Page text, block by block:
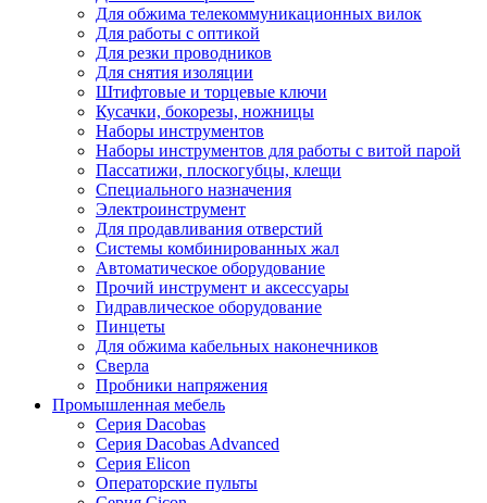
Для обжима телекоммуникационных вилок
Для работы с оптикой
Для резки проводников
Для снятия изоляции
Штифтовые и торцевые ключи
Кусачки, бокорезы, ножницы
Наборы инструментов
Наборы инструментов для работы с витой парой
Пассатижи, плоскогубцы, клещи
Специального назначения
Электроинструмент
Для продавливания отверстий
Системы комбинированных жал
Автоматическое оборудование
Прочий инструмент и аксессуары
Гидравлическое оборудование
Пинцеты
Для обжима кабельных наконечников
Сверла
Пробники напряжения
Промышленная мебель
Серия Dacobas
Серия Dacobas Advanced
Серия Elicon
Операторские пульты